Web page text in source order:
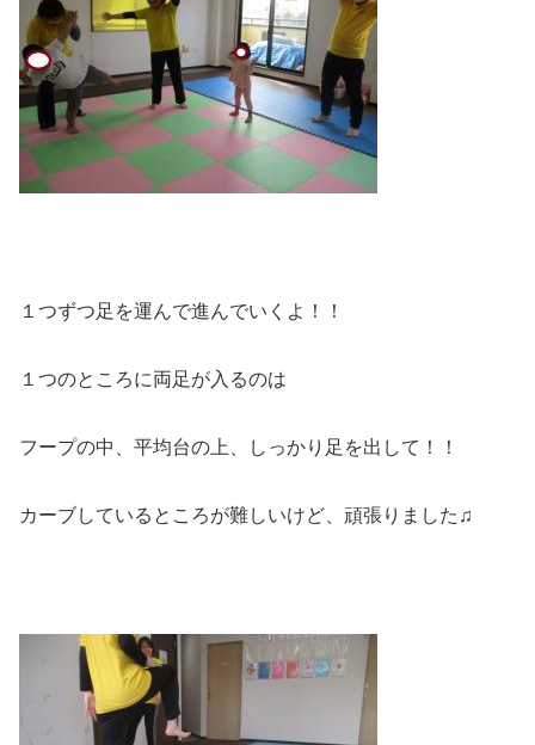
１つずつ足を運んで進んでいくよ！！
１つのところに両足が入るのは
フープの中、平均台の上、しっかり足を出して！！
カーブしているところが難しいけど、頑張りました♫